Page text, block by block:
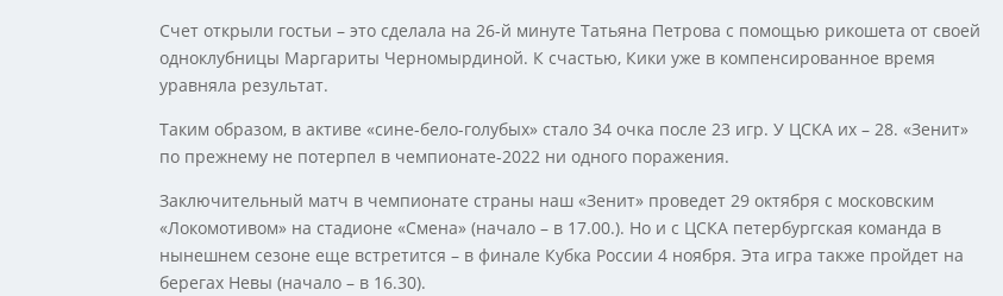
Счет открыли гостьи – это сделала на 26-й минуте Татьяна Петрова с помощью рикошета от своей
одноклубницы Маргариты Черномырдиной. К счастью, Кики уже в компенсированное время
уравняла результат.
Таким образом, в активе «сине-бело-голубых» стало 34 очка после 23 игр. У ЦСКА их – 28. «Зенит»
по прежнему не потерпел в чемпионате-2022 ни одного поражения.
Заключительный матч в чемпионате страны наш «Зенит» проведет 29 октября с московским
«Локомотивом» на стадионе «Смена» (начало – в 17.00.). Но и с ЦСКА петербургская команда в
нынешнем сезоне еще встретится – в финале Кубка России 4 ноября. Эта игра также пройдет на
берегах Невы (начало – в 16.30).